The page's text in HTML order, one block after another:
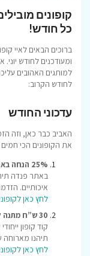
קופונים
כל חודש!
ברוכים הבאים לאיי
ומעודכנים לחודש
למותגים האהובים
לחודש הקרוב:
עדכוני החודש
האביב כבר כאן, וזה
את הקופונים הכי
25% הנחה באתר פנדה
איכותיים.
לחץ כאן
30 ש”ח מתנה למשלוחה
תיהנו מארוחה
לחץ כאן